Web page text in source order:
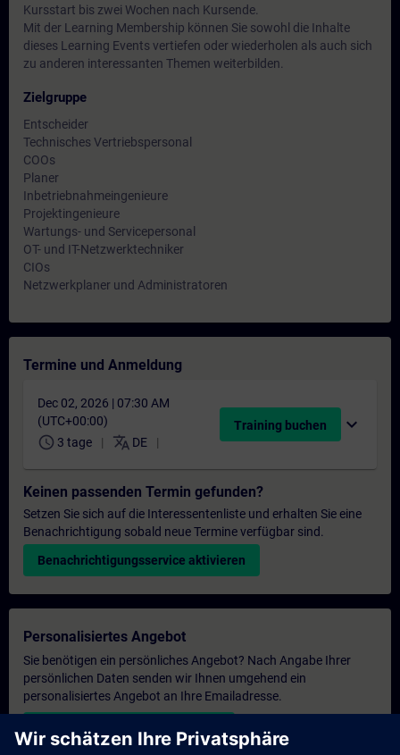
Kursstart bis zwei Wochen nach Kursende.
Mit der Learning Membership können Sie sowohl die Inhalte
dieses Learning Events vertiefen oder wiederholen als auch sich
zu anderen interessanten Themen weiterbilden.
Zielgruppe
Entscheider
Technisches Vertriebspersonal
COOs
Planer
Inbetriebnahmeingenieure
Projektingenieure
Wartungs- und Servicepersonal
OT- und IT-Netzwerktechniker
CIOs
Netzwerkplaner und Administratoren
Termine und Anmeldung
Dec 02, 2026 | 07:30 AM
(UTC+00:00)
schedule 3 tage translate DE
Training buchen expand_more
Keinen passenden Termin gefunden?
Setzen Sie sich auf die Interessentenliste und erhalten Sie eine
Benachrichtigung sobald neue Termine verfügbar sind.
Benachrichtigungsservice aktivieren
Personalisiertes Angebot
Sie benötigen ein persönliches Angebot? Nach Angabe Ihrer
persönlichen Daten senden wir Ihnen umgehend ein
personalisiertes Angebot an Ihre Emailadresse.
Persönliches Angebot zusenden